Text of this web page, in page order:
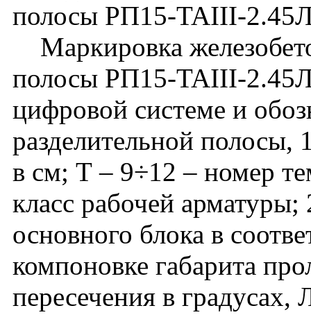
полосы РП15-TAIII-
Маркировка
полосы РП15-TAIII-
цифровой системе и
разделительной полосы,
в см; Т – 9÷12 – номер
класс рабочей
основного блока в
компоновке габарита
пересечения в градусах,